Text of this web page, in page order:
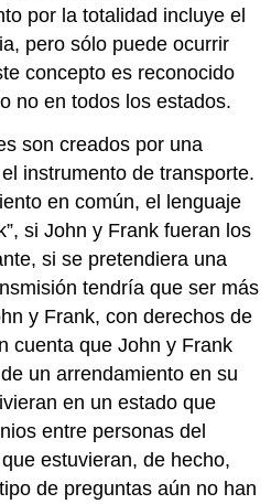
por la totalidad incluye el
pero sólo puede ocurrir
concepto es reconocido
no en todos los estados.
son creados por una
instrumento de transporte.
en común, el lenguaje
si John y Frank fueran los
si se pretendiera una
tendría que ser más
y Frank, con derechos de
cuenta que John y Frank
un arrendamiento en su
en un estado que
entre personas del
estuvieran, de hecho,
de preguntas aún no han